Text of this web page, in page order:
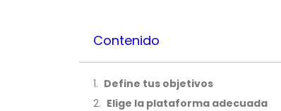
Contenido
Define tus objetivos
Elige la plataforma adecuada